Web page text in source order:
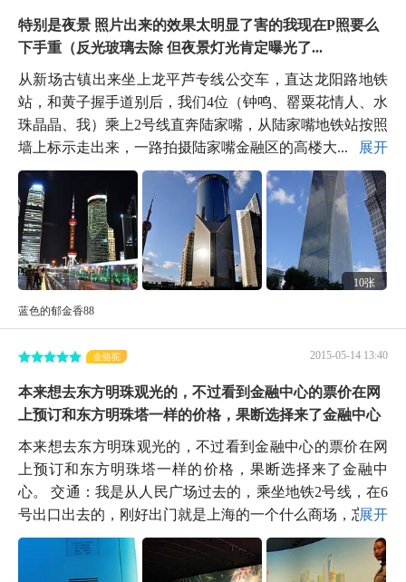
特别是夜景 照片出来的效果太明显了害的我现在P照要么
下手重（反光玻璃去除 但夜景灯光肯定曝光了...
从新场古镇出来坐上龙平芦专线公交车，直达龙阳路地铁
站，和黄子握手道别后，我们4位（钟鸣、罂粟花情人、水
珠晶晶、我）乘上2号线直奔陆家嘴，从陆家嘴地铁站按照
墙上标示走出来，一路拍摄陆家嘴金融区的高楼大...
展开
10张
蓝色的郁金香88
2015-05-14 13:40
金骆驼
本来想去东方明珠观光的，不过看到金融中心的票价在网
上预订和东方明珠塔一样的价格，果断选择来了金融中心
本来想去东方明珠观光的，不过看到金融中心的票价在网
上预订和东方明珠塔一样的价格，果断选择来了金融中
心。 交通：我是从人民广场过去的，乘坐地铁2号线，在6
号出口出去的，刚好出门就是上海的一个什么商场，忘...
展开